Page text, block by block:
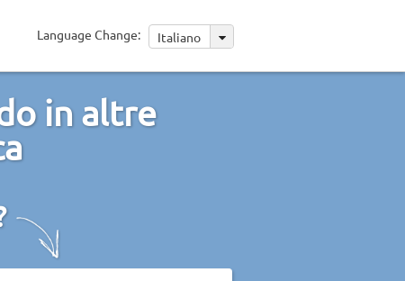
Language Change: Italiano
in altre